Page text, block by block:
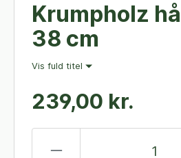
Krumpholz
38 cm
Vis fuld titel
239,00 kr.